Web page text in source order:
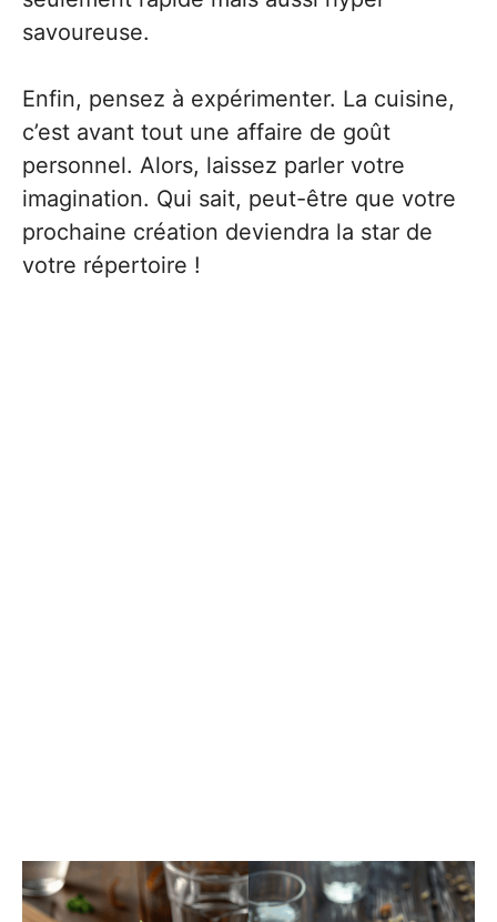
savoureuse.
Enfin, pensez à expérimenter. La cuisine,
c’est avant tout une affaire de goût
personnel. Alors, laissez parler votre
imagination. Qui sait, peut-être que votre
prochaine création deviendra la star de
votre répertoire !